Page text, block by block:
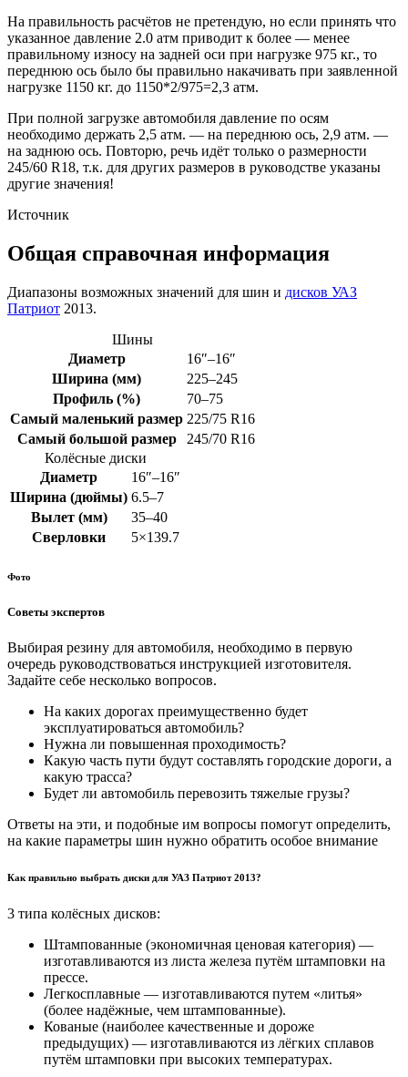
На правильность расчётов не претендую, но если принять что
указанное давление 2.0 атм приводит к более — менее
правильному износу на задней оси при нагрузке 975 кг., то
переднюю ось было бы правильно накачивать при заявленной
нагрузке 1150 кг. до 1150*2/975=2,3 атм.
При полной загрузке автомобиля давление по осям
необходимо держать 2,5 атм. — на переднюю ось, 2,9 атм. —
на заднюю ось. Повторю, речь идёт только о размерности
245/60 R18, т.к. для других размеров в руководстве указаны
другие значения!
Источник
Общая справочная информация
Диапазоны возможных значений для шин и дисков УАЗ
Патриот 2013.
Шины
Диаметр
16″–16″
Ширина (мм)
225–245
Профиль (%)
70–75
Самый маленький размер 225/75 R16
Самый большой размер
245/70 R16
Колёсные диски
Диаметр
16″–16″
Ширина (дюймы) 6.5–7
Вылет (мм)
35–40
Сверловки
5×139.7
Фото
Советы экспертов
Выбирая резину для автомобиля, необходимо в первую
очередь руководствоваться инструкцией изготовителя.
Задайте себе несколько вопросов.
На каких дорогах преимущественно будет
эксплуатироваться автомобиль?
Нужна ли повышенная проходимость?
Какую часть пути будут составлять городские дороги, а
какую трасса?
Будет ли автомобиль перевозить тяжелые грузы?
Ответы на эти, и подобные им вопросы помогут определить,
на какие параметры шин нужно обратить особое внимание
Как правильно выбрать диски для УАЗ Патриот 2013?
3 типа колёсных дисков:
Штампованные (экономичная ценовая категория) —
изготавливаются из листа железа путём штамповки на
прессе.
Легкосплавные — изготавливаются путем «литья»
(более надёжные, чем штампованные).
Кованые (наиболее качественные и дороже
предыдущих) — изготавливаются из лёгких сплавов
путём штамповки при высоких температурах.